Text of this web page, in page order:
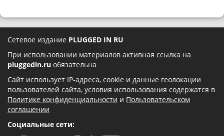
Сетевое издание PLUGGED IN RU
При использовании материалов активная ссылка на
pluggedin.ru обязательна
Сайт использует IP-адреса, cookie и данные геолокации
пользователей сайта, условия использования содержатся в
Политике конфиденциальности и Пользовательском
соглашении
Социальные сети: